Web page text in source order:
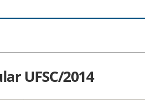
UFSC/2014